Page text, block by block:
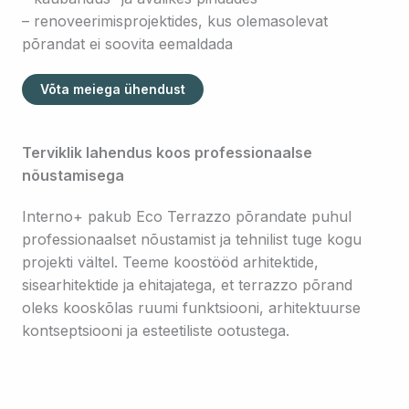
– renoveerimisprojektides, kus olemasolevat
põrandat ei soovita eemaldada
Võta meiega ühendust
Terviklik lahendus koos professionaalse
nõustamisega
Interno+ pakub Eco Terrazzo põrandate puhul
professionaalset nõustamist ja tehnilist tuge kogu
projekti vältel. Teeme koostööd arhitektide,
sisearhitektide ja ehitajatega, et terrazzo põrand
oleks kooskõlas ruumi funktsiooni, arhitektuurse
kontseptsiooni ja esteetiliste ootustega.